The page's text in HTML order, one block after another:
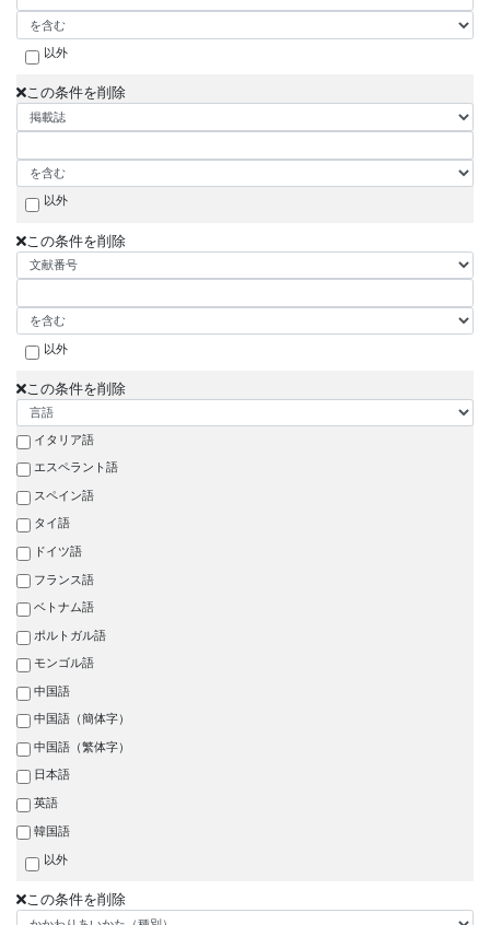
以外
この条件を削除
以外
この条件を削除
以外
この条件を削除
イタリア語
エスペラント語
スペイン語
タイ語
ドイツ語
フランス語
ベトナム語
ポルトガル語
モンゴル語
中国語
中国語（簡体字）
中国語（繁体字）
日本語
英語
韓国語
以外
この条件を削除